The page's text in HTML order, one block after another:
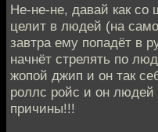
Не-не-не, давай как со
целит в людей (на
завтра ему попадёт в
начнёт стрелять по
жопой джип и он так
роллс ройс и он людей
причины!!!